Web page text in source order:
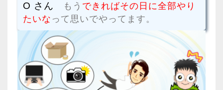
O さん もう できればその日に全部やり
たいなって思いでやってます。